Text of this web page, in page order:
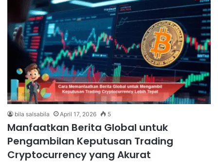
bila salsabila April 17, 2026 5
Manfaatkan Berita Global untuk
Pengambilan Keputusan Trading
Cryptocurrency yang Akurat